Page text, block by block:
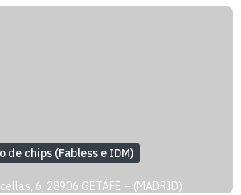
de chips (Fabless e IDM)
6, 28906 GETAFE – (MADRID)